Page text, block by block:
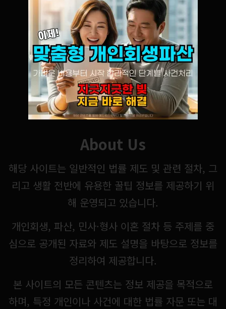
About Us
해당 사이트는 일반적인 법률 제도 및 관련 절차, 그
리고 생활 전반에 유용한 꿀팁 정보를 제공하기 위
해 운영되고 있습니다.
개인회생, 파산, 민사·형사 이혼 절차 등 주제를 중
심으로 공개된 자료와 제도 설명을 바탕으로 정보를
정리하여 제공합니다.
본 사이트의 모든 콘텐츠는 정보 제공을 목적으로
하며, 특정 개인이나 사건에 대한 법률 자문 또는 대